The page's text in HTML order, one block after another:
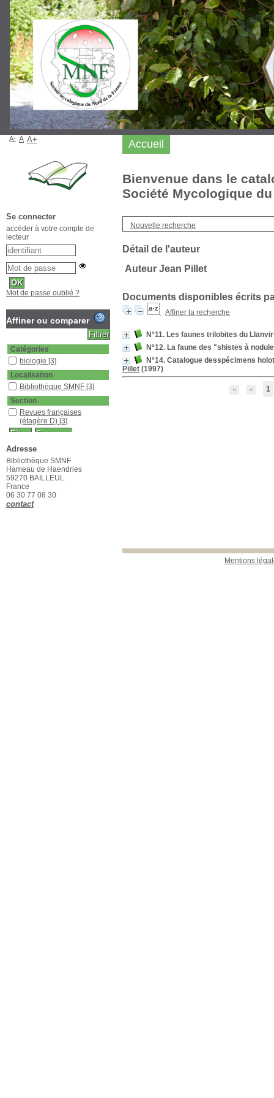
Bienvenue dans le
Société Mycologique
Nouvelle recherche
Détail de l'auteur
Auteur Jean Pillet
Documents disponibles écrits
Affiner la recherche
N°11. Les faunes trilobites du
N°12. La faune des "shistes à
N°14. Catalogue desspécimens
Pillet (1997)
1
Mentions
Accueil
A- A A+
Se connecter
accéder à votre compte de
lecteur
Mot de passe oublié ?
Affiner ou comparer
Catégories
biologie [3]
Localisation
Bibliothèque SMNF [3]
Section
Revues françaises
(étagère D) [3]
Adresse
Bibliothèque SMNF
Hameau de Haendries
59270 BAILLEUL
France
06 30 77 08 30
contact